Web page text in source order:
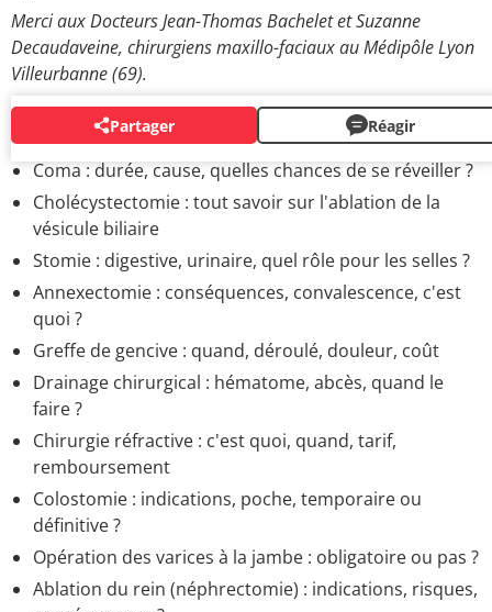
Merci aux Docteurs Jean-Thomas Bachelet et Suzanne
Decaudaveine, chirurgiens maxillo-faciaux au Médipôle Lyon
Villeurbanne (69).
Partager Réagir
OPÉRATIONS
Coma : durée, cause, quelles chances de se réveiller ?
Cholécystectomie : tout savoir sur l'ablation de la
vésicule biliaire
Stomie : digestive, urinaire, quel rôle pour les selles ?
Annexectomie : conséquences, convalescence, c'est
quoi ?
Greffe de gencive : quand, déroulé, douleur, coût
Drainage chirurgical : hématome, abcès, quand le
faire ?
Chirurgie réfractive : c'est quoi, quand, tarif,
remboursement
Colostomie : indications, poche, temporaire ou
définitive ?
Opération des varices à la jambe : obligatoire ou pas ?
Ablation du rein (néphrectomie) : indications, risques,